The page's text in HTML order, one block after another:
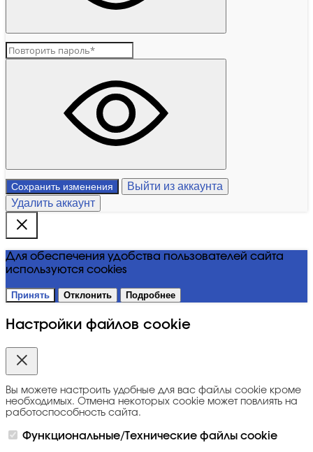
Сохранить изменения
Выйти из аккаунта
Удалить аккаунт
Для обеспечения удобства пользователей сайта
используются cookies
Принять Отклонить Подробнее
Настройки файлов cookie
Вы можете настроить удобные для вас файлы cookie кроме
необходимых. Отмена некоторых cookie может повлиять на
работоспособность сайта.
Функциональные/Технические файлы cookie